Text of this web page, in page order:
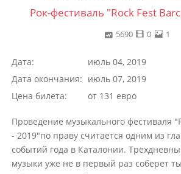
Рок-фестиваль "Rock Fest
5690 0 1
Дата:
июль 04, 2019
Дата окончания: июль 07, 2019
Цена билета:
от 131 евро
Проведение музыкального фестиваля
- 2019"по праву считается одним из
событий года в Каталонии.
музыки уже не в первый раз соберет